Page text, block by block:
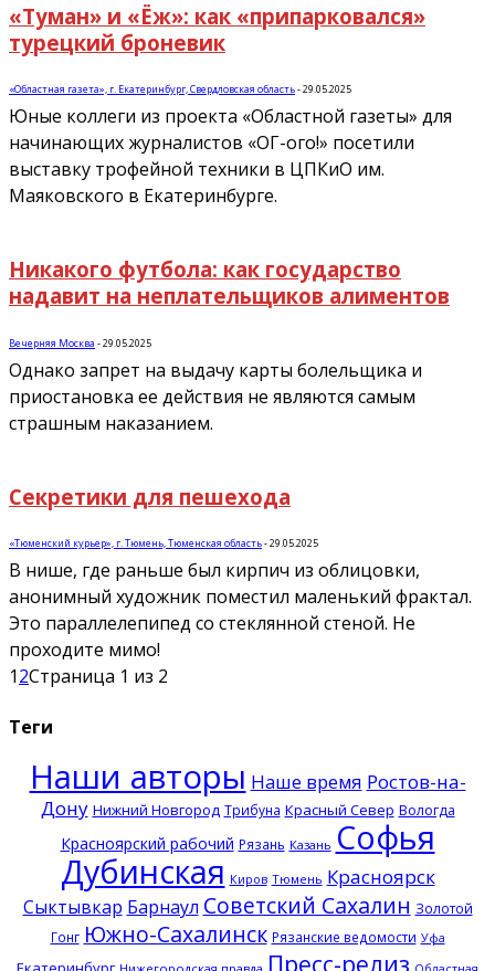
«Туман» и «Ёж»: как «припарковался»
турецкий броневик
«Областная газета», г. Екатеринбург, Свердловская область-29.05.2025
Юные коллеги из проекта «Областной газеты» для
начинающих журналистов «ОГ-ого!» посетили
выставку трофейной техники в ЦПКиО им.
Маяковского в Екатеринбурге.
Никакого футбола: как государство
надавит на неплательщиков алиментов
Вечерняя Москва -29.05.2025
Однако запрет на выдачу карты болельщика и
приостановка ее действия не являются самым
страшным наказанием.
Секретики для пешехода
«Тюменский курьер», г. Тюмень, Тюменская область-29.05.2025
В нише, где раньше был кирпич из облицовки,
анонимный художник поместил маленький фрактал.
Это параллелепипед со стеклянной стеной. Не
проходите мимо!
12Страница 1 из 2
Теги
Наши авторы Наше время Ростов-на-
Дону Нижний Новгород Трибуна Красный Север Вологда
Красноярский рабочий Рязань Казань Софья
Дубинская Киров Тюмень Красноярск
Сыктывкар Барнаул Советский Сахалин Золотой
Гонг Южно-Сахалинск Рязанские ведомости Уфа
Пресс-релиз